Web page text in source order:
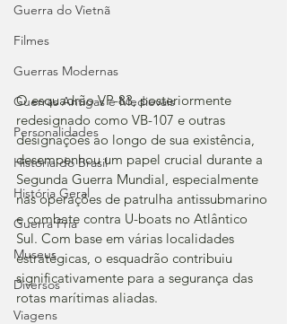
Guerra do Vietnã
Filmes
Guerras Modernas
Guerras Antigas e Medievais
Personalidades
História do Brasil
História Geral
Guerra Fria
Museus
Diversos
Viagens
O esquadrão VP-83, posteriormente
redesignado como VB-107 e outras
designações ao longo de sua existência,
desempenhou um papel crucial durante a
Segunda Guerra Mundial, especialmente
nas operações de patrulha antissubmarino
e combate contra U-boats no Atlântico
Sul. Com base em várias localidades
estratégicas, o esquadrão contribuiu
significativamente para a segurança das
rotas marítimas aliadas.